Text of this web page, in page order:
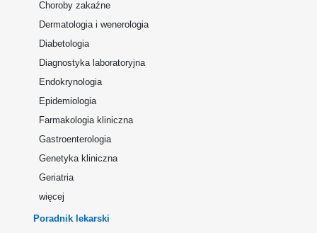
Choroby zakaźne
Dermatologia i wenerologia
Diabetologia
Diagnostyka laboratoryjna
Endokrynologia
Epidemiologia
Farmakologia kliniczna
Gastroenterologia
Genetyka kliniczna
Geriatria
więcej
Poradnik lekarski